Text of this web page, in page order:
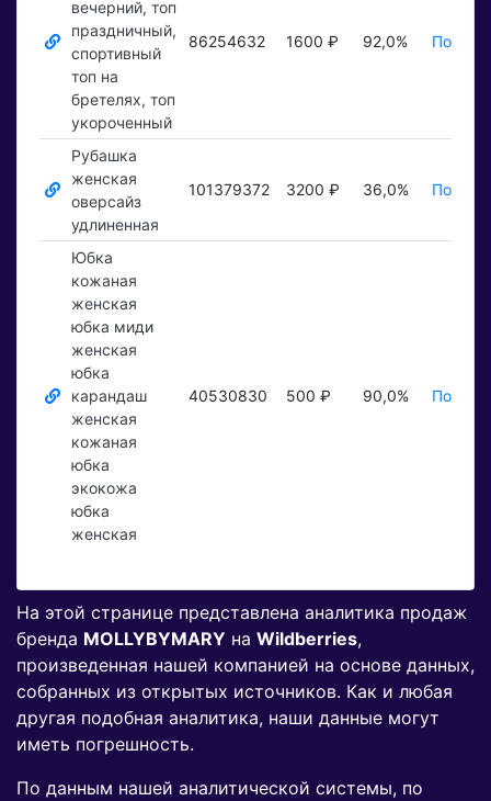
вечерний, топ
праздничный,
спортивный
топ на
бретелях, топ
укороченный
86254632 1600 ₽ 92,0%
Рубашка
женская
оверсайз
удлиненная
101379372 3200 ₽ 36,0%
Юбка
кожаная
женская
юбка миди
женская
юбка
карандаш
женская
кожаная
юбка
экокожа
юбка
женская
40530830 500 ₽ 90,0%
На этой странице представлена аналитика продаж
бренда MOLLYBYMARY на Wildberries,
произведенная нашей компанией на основе данных,
собранных из открытых источников. Как и любая
другая подобная аналитика, наши данные могут
иметь погрешность.
По данным нашей аналитической системы, по